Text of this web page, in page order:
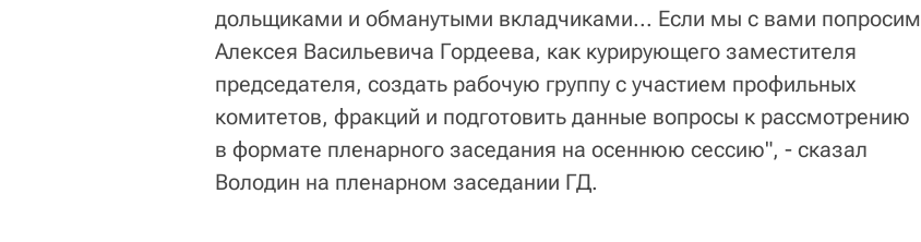
дольщиками и обманутыми вкладчиками... Если мы с вами попросим
Алексея Васильевича Гордеева, как курирующего заместителя
председателя, создать рабочую группу с участием профильных
комитетов, фракций и подготовить данные вопросы к рассмотрению
в формате пленарного заседания на осеннюю сессию", - сказал
Володин на пленарном заседании ГД.